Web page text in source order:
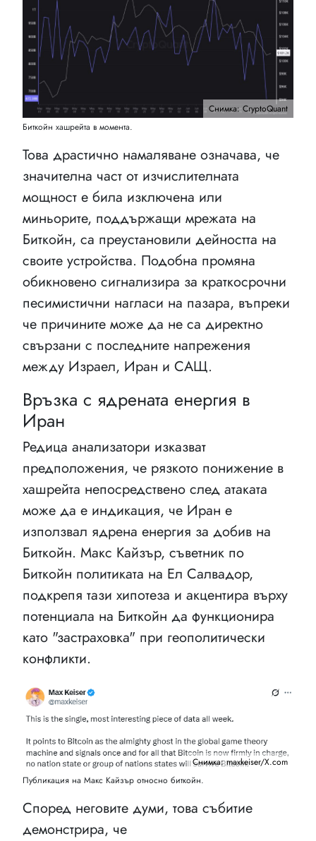
Снимка: CryptoQuant
Биткойн хашрейта в момента.
Това драстично намаляване означава, че
значителна част от изчислителната
мощност е била изключена или
миньорите, поддържащи мрежата на
Биткойн, са преустановили дейността на
своите устройства. Подобна промяна
обикновено сигнализира за краткосрочни
песимистични нагласи на пазара, въпреки
че причините може да не са директно
свързани с последните напрежения
между Израел, Иран и САЩ.
Връзка с ядрената енергия в
Иран
Редица анализатори изказват
предположения, че рязкото понижение в
хашрейта непосредствено след атаката
може да е индикация, че Иран е
използвал ядрена енергия за добив на
Биткойн. Макс Кайзър, съветник по
Биткойн политиката на Ел Салвадор,
подкрепя тази хипотеза и акцентира върху
потенциала на Биткойн да функционира
като "застраховка" при геополитически
конфликти.
Снимка: maxkeiser/X.com
Публикация на Макс Кайзър относно биткойн.
Според неговите думи, това събитие
демонстрира, че